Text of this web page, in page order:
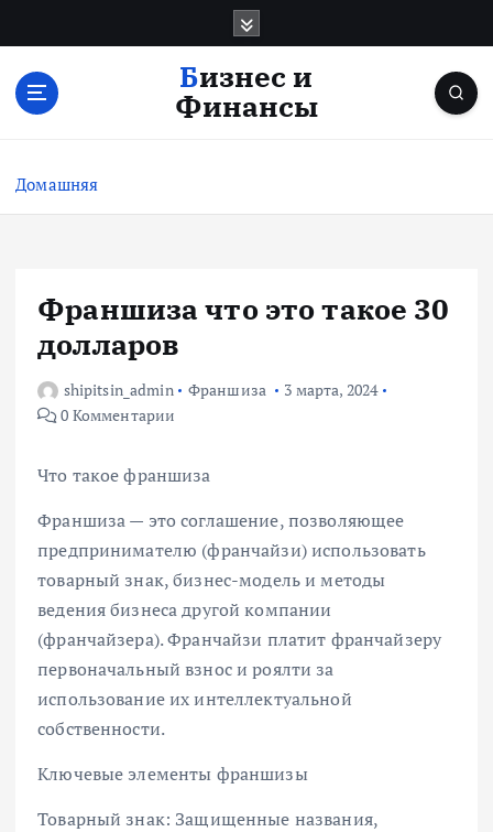
с
Бизнес и
Финансы
Домашняя
Франшиза что это такое 30
долларов
shipitsin_admin Франшиза
3 марта, 2024
0 Комментарии
Что такое франшиза
Франшиза — это соглашение, позволяющее
предпринимателю (франчайзи) использовать
товарный знак, бизнес-модель и методы
ведения бизнеса другой компании
(франчайзера). Франчайзи платит франчайзеру
первоначальный взнос и роялти за
использование их интеллектуальной
собственности.
Ключевые элементы франшизы
Товарный знак: Защищенные названия,